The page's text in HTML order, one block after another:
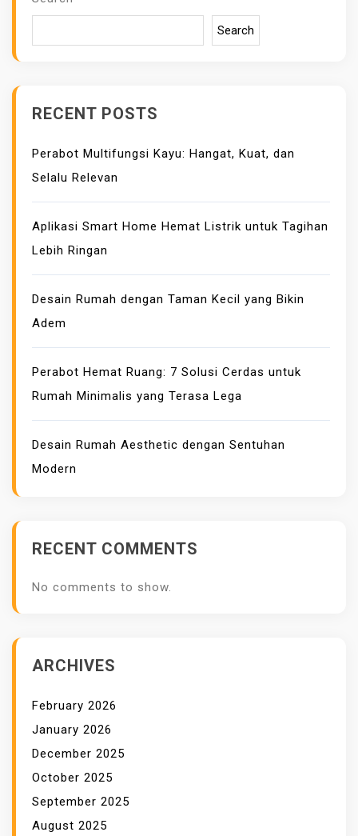
Search
RECENT POSTS
Perabot Multifungsi Kayu: Hangat, Kuat, dan
Selalu Relevan
Aplikasi Smart Home Hemat Listrik untuk Tagihan
Lebih Ringan
Desain Rumah dengan Taman Kecil yang Bikin
Adem
Perabot Hemat Ruang: 7 Solusi Cerdas untuk
Rumah Minimalis yang Terasa Lega
Desain Rumah Aesthetic dengan Sentuhan
Modern
RECENT COMMENTS
No comments to show.
ARCHIVES
February 2026
January 2026
December 2025
October 2025
September 2025
August 2025